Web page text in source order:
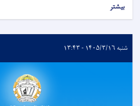
بیشتر
شنبه ۱۴۰۵/۳/۱۶ - ۱۳:۴۳